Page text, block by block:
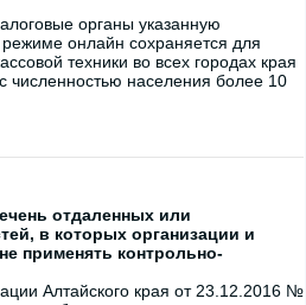
органы указанную
онлайн сохраняется для
техники во всех городах края
численностью населения более 10
отдаленных или
в которых организации и
применять контрольно-
Алтайского края от 23.12.2016 №